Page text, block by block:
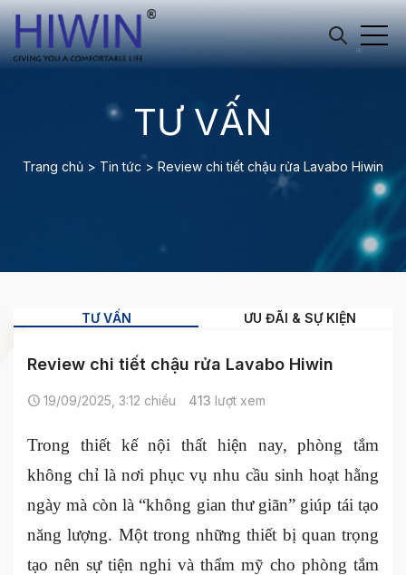
TƯ VẤN
Trang chủ > Tin tức > Review chi tiết chậu rửa Lavabo Hiwin
TƯ VẤN ƯU ĐÃI & SỰ KIỆN
Review chi tiết chậu rửa Lavabo Hiwin
19/09/2025, 3:12 chiều 413 lượt xem
Trong thiết kế nội thất hiện nay, phòng tắm
không chỉ là nơi phục vụ nhu cầu sinh hoạt hằng
ngày mà còn là “không gian thư giãn” giúp tái tạo
năng lượng. Một trong những thiết bị quan trọng
tạo nên sự tiện nghi và thẩm mỹ cho phòng tắm